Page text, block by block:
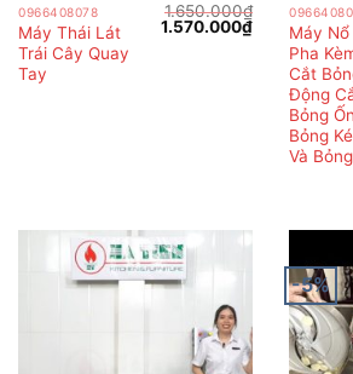
0966408078
Máy Thái Lát
Trái Cây Quay
Tay
1.650.000₫
Giá
1.570.000₫Giá
1.570.000₫.
Máy Nổ
Pha
Cắt
Động
Bỏng
Bỏng
Và
-5%